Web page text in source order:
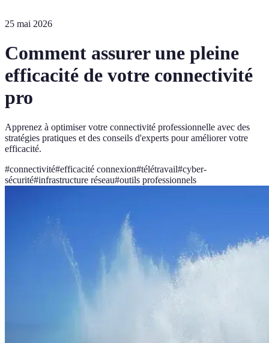
25 mai 2026
Comment assurer une pleine
efficacité de votre connectivité
pro
Apprenez à optimiser votre connectivité professionnelle avec des
stratégies pratiques et des conseils d'experts pour améliorer votre
efficacité.
#connectivité#efficacité connexion#télétravail#cyber-
sécurité#infrastructure réseau#outils professionnels